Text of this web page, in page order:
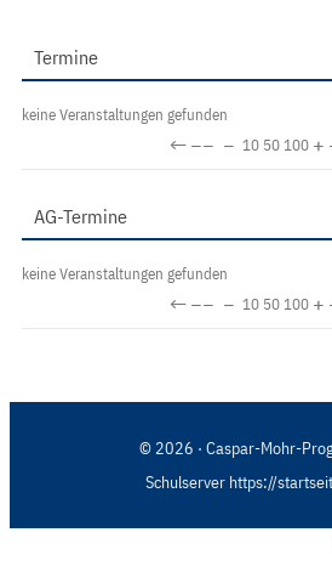
Termine
keine Veranstaltungen gefunden
←−− − 10 50100 +
AG-Termine
keine Veranstaltungen gefunden
←−− − 10 50100 +
© 2026 · Caspar-Mohr-
Schulserver https://